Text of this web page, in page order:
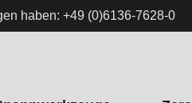
haben: +49 (0)6136-7628-0